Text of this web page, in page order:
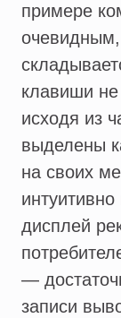
примере
очевидным,
клавиши не
исходя из
выделены
на своих
дисплей
—
записи